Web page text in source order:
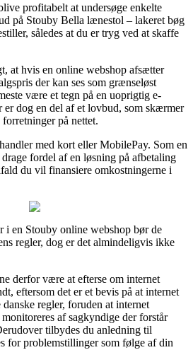
profitabelt at undersøge enkelte
på Stouby Bella lænestol – lakeret bøg
således at du er tryg ved at skaffe
at hvis en online webshop afsætter
der kan ses som grænseløst
være et tegn på en uoprigtig e-
dog en del af et lovbud, som skærmer
på nettet.
med kort eller MobilePay. Som en
fordel af en løsning på afbetaling
du vil finansiere omkostningerne i
i en Stouby online webshop bør de
regler, dog er det almindeligvis ikke
derfor være at efterse om internet
eftersom det er et bevis på at internet
regler, foruden at internet
af sagkyndige der forstår
tilbydes du anledning til
for problemstillinger som følge af din